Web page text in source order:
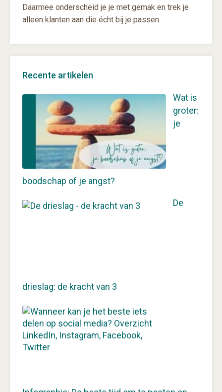
Daarmee onderscheid je je met gemak en trek je
alleen klanten aan die écht bij je passen.
Recente artikelen
Wat is
groter:
je
boodschap of je angst?
De
drieslag: de kracht van 3